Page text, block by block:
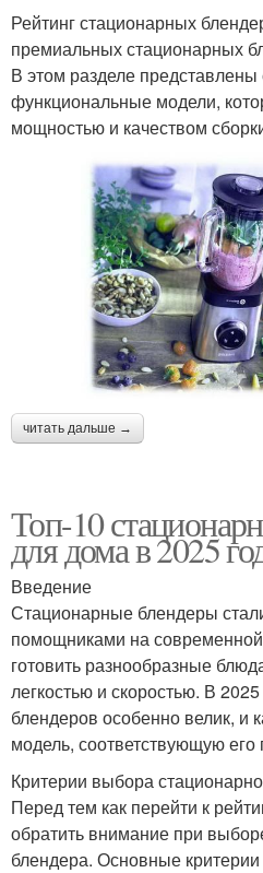
Рейтинг стационарных
премиальных стационарных
В этом разделе
функциональные модели,
мощностью и качеством
читать дальше →
Топ-10
для дома в 2025
Введение
Стационарные блендеры
помощниками на
готовить разнообразные
легкостью и скоростью. В
блендеров особенно велик, и
модель, соответствующую
Критерии выбора
Перед тем как перейти к
обратить внимание при
блендера. Основные